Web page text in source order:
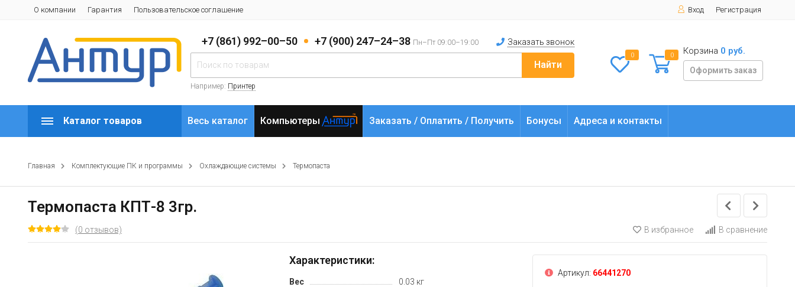
О компании Гарантия Пользовательское соглашение Вход Регистрация
+7 (861) 992–00–50 +7 (900) 247–24–38 Пн–Пт 09:00–19:00 Заказать звонок
Найти
Например: Принтер
0 0 Корзина 0 руб.
Оформить заказ
Каталог товаров Весь каталог Компьютеры Заказать / Оплатить / Получить Бонусы Адреса и контакты
Главная Комплектующие ПК и программы Охлаждающие системы Термопаста
Термопаста КПТ-8 3гр.
(0 отзывов) В избранное В сравнение
Характеристики:
Вес
0.03 кг
Артикул: 66441270